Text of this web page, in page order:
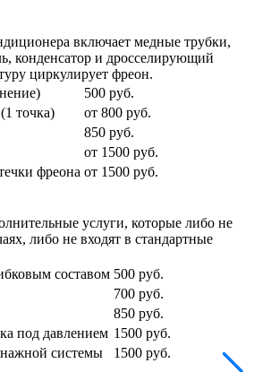
включает медные трубки,
конденсатор и дросселирующий
циркулирует фреон.
500 руб.
точка)
от 800 руб.
850 руб.
от 1500 руб.
фреона от 1500 руб.
услуги, которые либо не
либо не входят в стандартные
составом 500 руб.
700 руб.
850 руб.
под давлением 1500 руб.
системы
1500 руб.